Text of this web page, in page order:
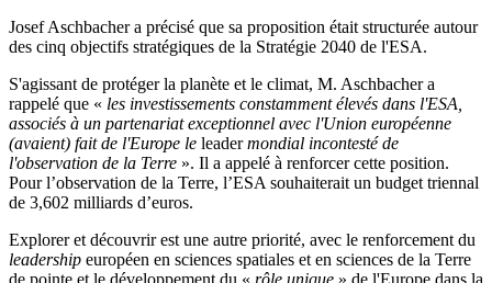
Josef Aschbacher a précisé que sa proposition était structurée autour
des cinq objectifs stratégiques de la Stratégie 2040 de l'ESA.
S'agissant de protéger la planète et le climat, M. Aschbacher a
rappelé que « les investissements constamment élevés dans l'ESA,
associés à un partenariat exceptionnel avec l'Union européenne
(avaient) fait de l'Europe le leadermondial incontesté de
l'observation de la Terre ». Il a appelé à renforcer cette position.
Pour l’observation de la Terre, l’ESA souhaiterait un budget triennal
de 3,602 milliards d’euros.
Explorer et découvrir est une autre priorité, avec le renforcement du
leadership européen en sciences spatiales et en sciences de la Terre
de pointe et le développement du « rôle unique » de l'Europe dans la